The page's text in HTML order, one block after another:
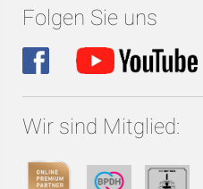
Folgen Sie uns
Wir sind Mitglied: